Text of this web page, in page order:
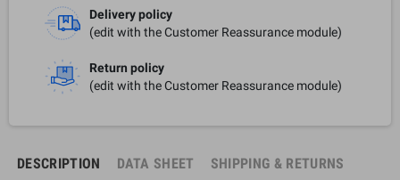
Delivery policy
(edit with the Customer Reassurance module)
Return policy
(edit with the Customer Reassurance module)
DESCRIPTION DATA SHEET SHIPPING & RETURNS